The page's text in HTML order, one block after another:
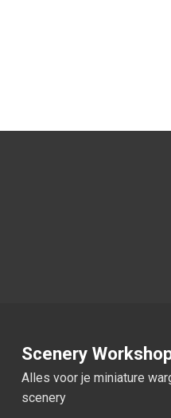
Scenery
Alles voor je miniature
scenery